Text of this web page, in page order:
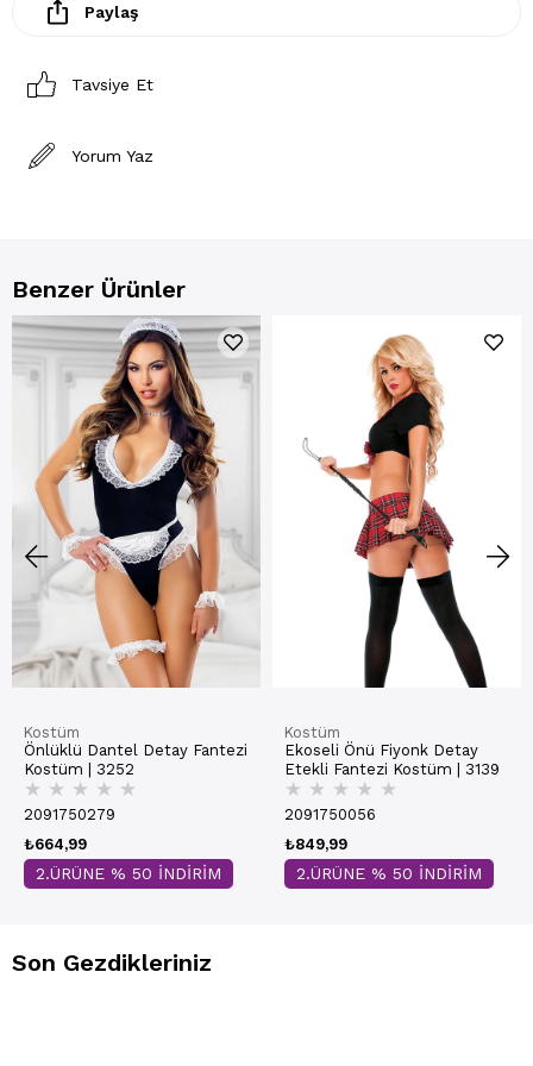
Paylaş
Tavsiye Et
Yorum Yaz
Benzer Ürünler
Kostüm
Önlüklü Dantel Detay Fantezi
Kostüm | 3252
★ ★ ★ ★ ★
2091750279
₺664,99
2.ÜRÜNE % 50 İNDİRİM
Kostüm
Ekoseli Önü Fiyonk Detay
Etekli Fantezi Kostüm | 3139
★ ★ ★ ★ ★
2091750056
₺849,99
2.ÜRÜNE % 50 İNDİRİM
Son Gezdikleriniz